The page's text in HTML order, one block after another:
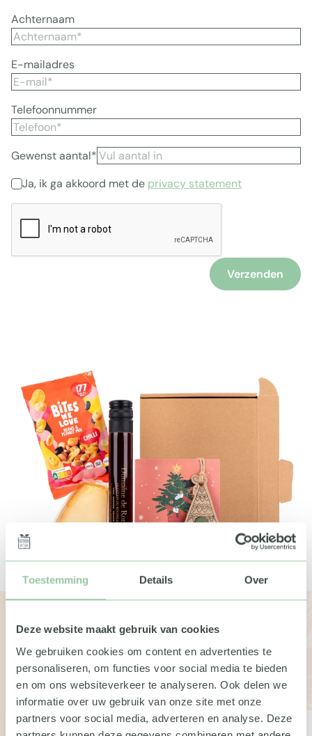
Toestemming Details Over
Deze website maakt gebruik van cookies
We gebruiken cookies om content en advertenties te
personaliseren, om functies voor social media te bieden
en om ons websiteverkeer te analyseren. Ook delen we
informatie over uw gebruik van onze site met onze
partners voor social media, adverteren en analyse. Deze
Achternaam
E-mailadres
Telefoonnummer
Gewenst aantal*
Ja, ik ga akkoord met de privacy statement
Verzenden
Wil je meer weten over de geschenken of pakketten?
Neem dan gerust contact met ons op. We vertellen je
graag meer.